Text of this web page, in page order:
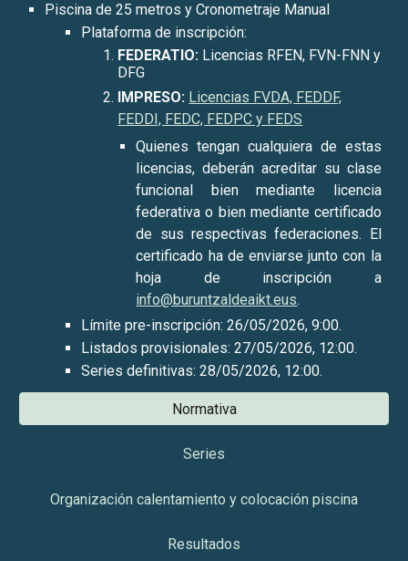
Piscina de 25 metros yCronometraje Manual
Plataforma de inscripción:
FEDERATIO: Licencias RFEN, FVN-FNN y
DFG
IMPRESO: Licencias FVDA, FEDDF,
FEDDI, FEDC, FEDPC y FEDS
Quienes tengan cualquiera de estas
licencias, deberán acreditar su clase
funcional bien mediante licencia
federativa o bien mediante certificado
de sus respectivas federaciones. El
certificado ha de enviarse junto con la
hoja de inscripción a
info@buruntzaldeaikt.eus.
Límite pre-inscripción:26/05/2026,9:00.
Listados provisionales:27/05/2026, 12:00.
Series definitivas:28/05/2026, 12:00.
Normativa
Series
Organización calentamiento y colocación piscina
Resultados